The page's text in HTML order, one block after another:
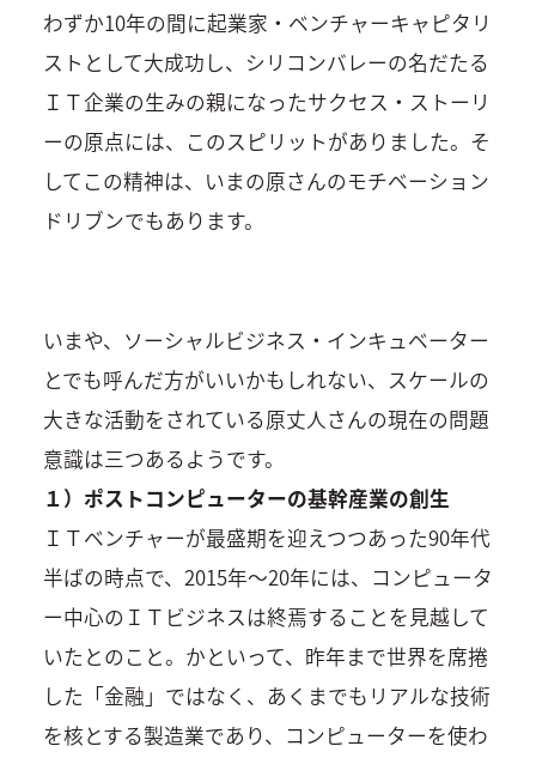
わずか10年の間に起業家・ベンチャーキャピタリ
ストとして大成功し、シリコンバレーの名だたる
ＩＴ企業の生みの親になったサクセス・ストーリ
ーの原点には、このスピリットがありました。そ
してこの精神は、いまの原さんのモチベーション
ドリブンでもあります。
いまや、ソーシャルビジネス・インキュベーター
とでも呼んだ方がいいかもしれない、スケールの
大きな活動をされている原丈人さんの現在の問題
意識は三つあるようです。
１）ポストコンピューターの基幹産業の創生
ＩＴベンチャーが最盛期を迎えつつあった90年代
半ばの時点で、2015年～20年には、コンピュータ
ー中心のＩＴビジネスは終焉することを見越して
いたとのこと。かといって、昨年まで世界を席捲
した「金融」ではなく、あくまでもリアルな技術
を核とする製造業であり、コンピューターを使わ